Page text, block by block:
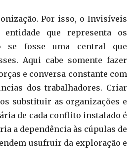
Por isso, o Invisíveis
que representa os
se fosse uma central que
Aqui cabe somente fazer
e conversa constante com
dos trabalhadores. Criar
substituir as organizações e
de cada conflito instalado é
a dependência às cúpulas de
usufruir da exploração e